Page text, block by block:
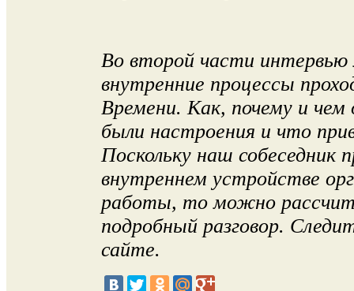
Во второй части
внутренние процессы
Времени. Как, почему и
были настроения и что
Поскольку наш собеседник
внутреннем устройстве
работы, то можно
подробный разговор.
сайте.